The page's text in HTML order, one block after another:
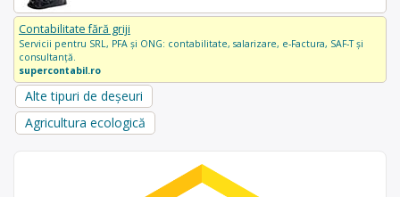
Contabilitate fără griji
Servicii pentru SRL, PFA și ONG: contabilitate, salarizare, e-Factura, SAF-T și
consultanță.
supercontabil.ro
Alte tipuri de deșeuri
Agricultura ecologică